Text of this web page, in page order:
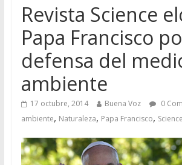
Revista Science
Papa Francisco
defensa del
ambiente
17 octubre, 2014 Buena Voz 0
ambiente, Naturaleza, Papa Francisco, Science